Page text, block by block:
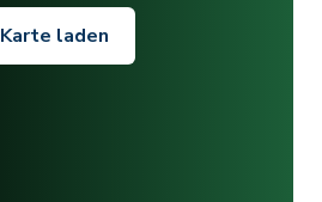
Karte laden